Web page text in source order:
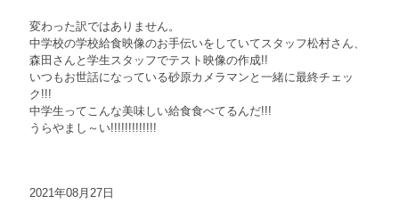
変わった訳ではありません。
中学校の学校給食映像のお手伝いをしていてスタッフ松村さん、
森田さんと学生スタッフでテスト映像の作成!!
いつもお世話になっている砂原カメラマンと一緒に最終チェッ
ク!!!
中学生ってこんな美味しい給食食べてるんだ!!!
うらやまし～い!!!!!!!!!!!!!
2021年08月27日